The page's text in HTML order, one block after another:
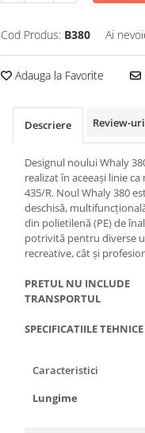
Cod Produs: B380 Ai
Adauga la Favorite
Descriere Review-uri
Designul noului Whaly
realizat în aceeași linie
435/R. Noul Whaly 380
deschisă,
din polietilenă (PE) de
potrivită pentru diverse
recreative, cât și
PRETUL NU INCLUDE
TRANSPORTUL
SPECIFICATIILE
Caracteristici
Lungime